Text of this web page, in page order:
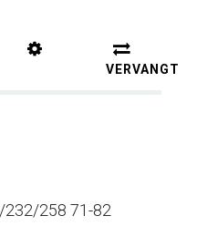
VERVANGT
232/258 71-82